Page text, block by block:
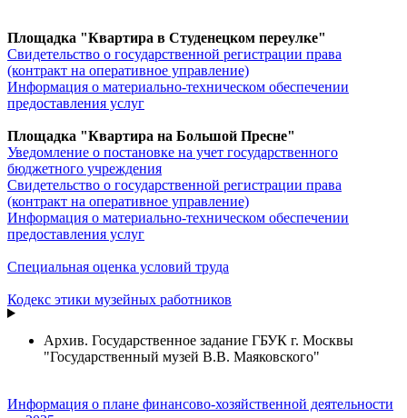
Площадка "Квартира в Студенецком переулке"
Свидетельство о государственной регистрации права
(контракт на оперативное управление)
Информация о материально-техническом обеспечении
предоставления услуг
Площадка "Квартира на Большой Пресне"
Уведомление о постановке на учет государственного
бюджетного учреждения
Свидетельство о государственной регистрации права
(контракт на оперативное управление)
Информация о материально-техническом обеспечении
предоставления услуг
Специальная оценка условий труда
Кодекс этики музейных работников
Архив. Государственное задание ГБУК г. Москвы
"Государственный музей В.В. Маяковского"
Информация о плане финансово-хозяйственной деятельности